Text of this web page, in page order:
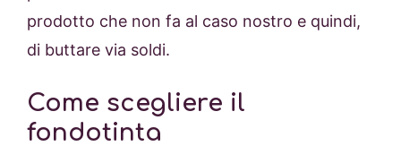
prodotto che non fa al caso nostro e quindi,
di buttare via soldi.
Come scegliere il
fondotinta